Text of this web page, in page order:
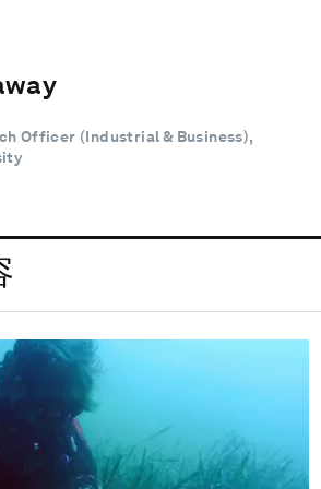
Officer (Industrial & Business),